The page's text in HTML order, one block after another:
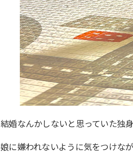
結婚なんかしないと思っていた独
娘に嫌われないように気をつけな